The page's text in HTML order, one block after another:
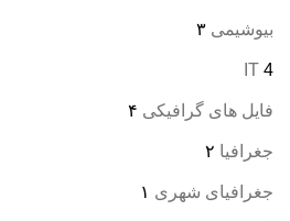
بیوشیمی ۳
IT 4
فایل های گرافیکی ۴
جغرافیا ۲
جغرافیای شهری ۱